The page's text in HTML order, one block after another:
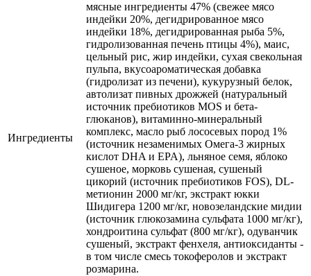
Ингредиенты
мясные ингредиенты 47% (свежее мясо
индейки 20%, дегидрированное мясо
индейки 18%, дегидрированная рыба 5%,
гидролизованная печень птицы 4%), маис,
цельный рис, жир индейки, сухая свекольная
пульпа, вкусоароматическая добавка
(гидролизат из печени), кукурузный белок,
автолизат пивных дрожжей (натуральный
источник пребиотиков MOS и бета-
глюканов), витаминно-минеральный
комплекс, масло рыб лососевых пород 1%
(источник незаменимых Омега-3 жирных
кислот DHA и EPA), льняное семя, яблоко
сушеное, морковь сушеная, сушеный
цикорий (источник пребиотиков FOS), DL-
метионин 2000 мг/кг, экстракт юкки
Шидигера 1200 мг/кг, новозеландские мидии
(источник глюкозамина сульфата 1000 мг/кг),
хондроитина сульфат (800 мг/кг), одуванчик
сушеный, экстракт фенхеля, антиоксиданты -
в том числе смесь токоферолов и экстракт
розмарина.